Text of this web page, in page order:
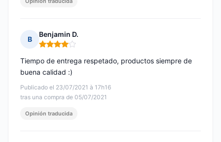
B
Benjamin D.
Nota: 4 de 5
Publicado el 23/07/2021 à 17h16
tras una compra de 05/07/2021
Tiempo de entrega respetado, productos siempre de
buena calidad :)
Opinión traducida